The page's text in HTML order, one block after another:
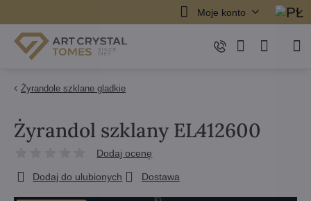
Moje konto
Żyrandole szklane gladkie
Żyrandol szklany EL412600
Dodaj ocenę
Dodaj do ulubionych Dostawa